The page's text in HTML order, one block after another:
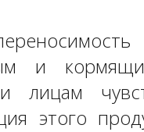
и
этого